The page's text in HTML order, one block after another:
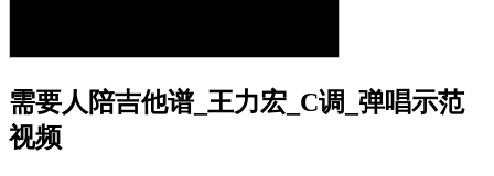
需要人陪吉他谱_王力宏_C调_弹唱示范
视频